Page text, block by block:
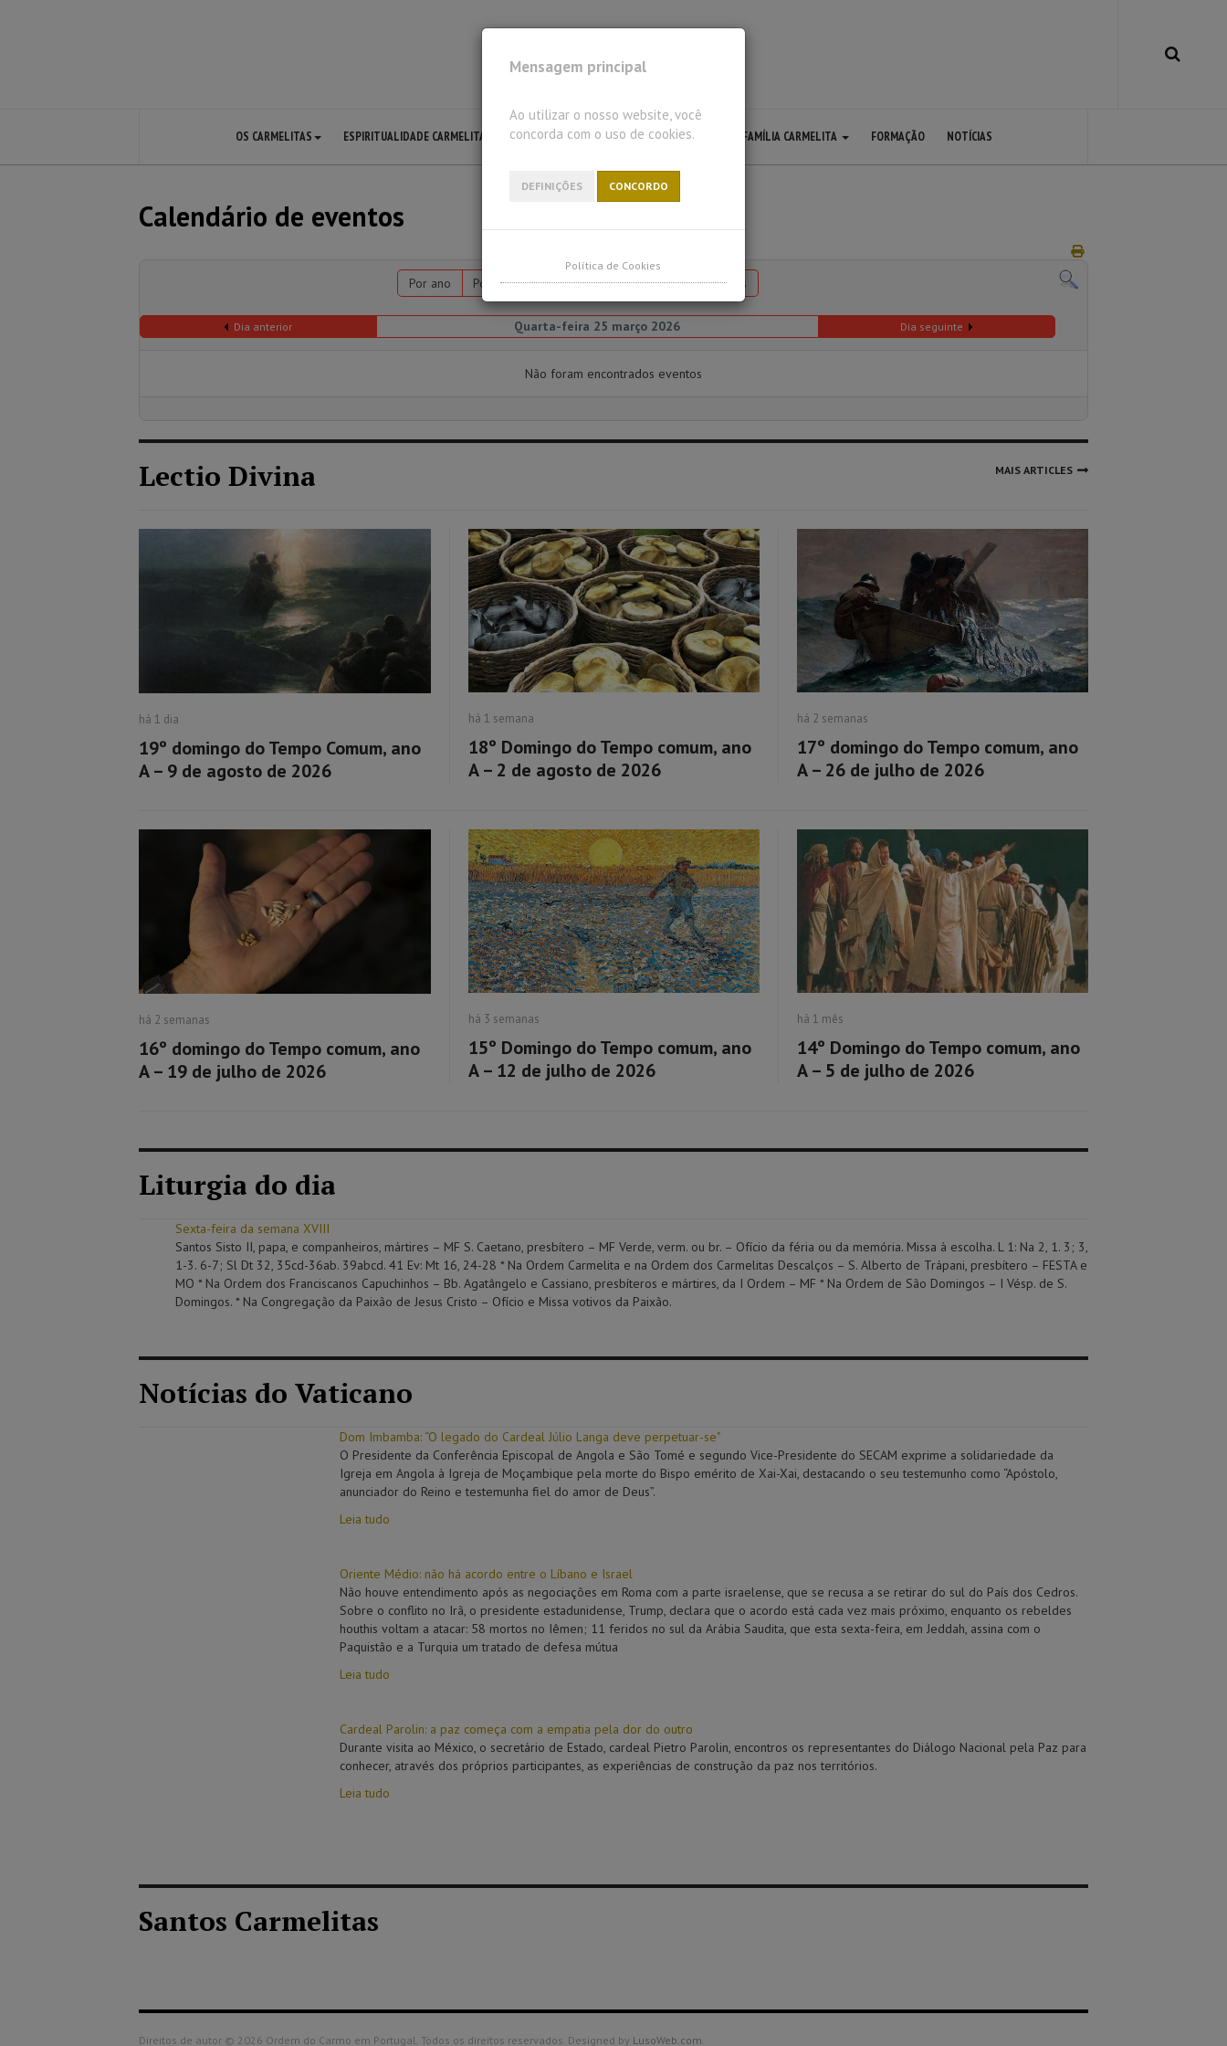
OS CARMELITAS ESPIRITUALIDADE CARMELITA LECTIO DIVINA LITURGIA CARMELITA FAMÍLIA CARMELITA FORMAÇÃO NOTÍCIAS
Calendário de eventos
Por ano Por mês Por semana Hoje Ir para o mês
Dia anterior Quarta-feira 25 março 2026 Dia seguinte
Não foram encontrados eventos
Lectio Divina MAIS ARTICLES
há 1 dia
19º domingo do Tempo Comum, ano
A – 9 de agosto de 2026
há 1 semana
18º Domingo do Tempo comum, ano
A – 2 de agosto de 2026
há 2 semanas
17º domingo do Tempo comum, ano
A – 26 de julho de 2026
há 2 semanas
16º domingo do Tempo comum, ano
A – 19 de julho de 2026
há 3 semanas
15º Domingo do Tempo comum, ano
A – 12 de julho de 2026
há 1 mês
14º Domingo do Tempo comum, ano
A – 5 de julho de 2026
Liturgia do dia
Sexta-feira da semana XVIII
Santos Sisto II, papa, e companheiros, mártires – MF S. Caetano, presbítero – MF Verde, verm. ou br. – Ofício da féria ou da memória. Missa à escolha. L 1: Na 2, 1. 3; 3,
1-3. 6-7; Sl Dt 32, 35cd-36ab. 39abcd. 41 Ev: Mt 16, 24-28 * Na Ordem Carmelita e na Ordem dos Carmelitas Descalços – S. Alberto de Trápani, presbítero – FESTA e
MO * Na Ordem dos Franciscanos Capuchinhos – Bb. Agatângelo e Cassiano, presbíteros e mártires, da I Ordem – MF * Na Ordem de São Domingos – I Vésp. de S.
Domingos. * Na Congregação da Paixão de Jesus Cristo – Ofício e Missa votivos da Paixão.
Notícias do Vaticano
Dom Imbamba: “O legado do Cardeal Júlio Langa deve perpetuar-se"
O Presidente da Conferência Episcopal de Angola e São Tomé e segundo Vice-Presidente do SECAM exprime a solidariedade da
Igreja em Angola à Igreja de Moçambique pela morte do Bispo emérito de Xai-Xai, destacando o seu testemunho como “Apóstolo,
anunciador do Reino e testemunha fiel do amor de Deus”.
Leia tudo
Oriente Médio: não há acordo entre o Líbano e Israel
Não houve entendimento após as negociações em Roma com a parte israelense, que se recusa a se retirar do sul do País dos Cedros.
Sobre o conflito no Irã, o presidente estadunidense, Trump, declara que o acordo está cada vez mais próximo, enquanto os rebeldes
houthis voltam a atacar: 58 mortos no Iêmen; 11 feridos no sul da Arábia Saudita, que esta sexta-feira, em Jeddah, assina com o
Paquistão e a Turquia um tratado de defesa mútua
Leia tudo
Cardeal Parolin: a paz começa com a empatia pela dor do outro
Durante visita ao México, o secretário de Estado, cardeal Pietro Parolin, encontros os representantes do Diálogo Nacional pela Paz para
conhecer, através dos próprios participantes, as experiências de construção da paz nos territórios.
Leia tudo
Santos Carmelitas
Direitos de autor © 2026 Ordem do Carmo em Portugal. Todos os direitos reservados. Designed by LusoWeb.com.
Mensagem principal
Ao utilizar o nosso website, você
concorda com o uso de cookies.
DEFINIÇÕES CONCORDO
Política de Cookies